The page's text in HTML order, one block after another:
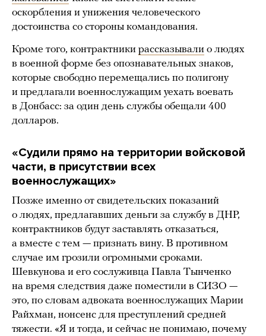
оскорбления и унижения человеческого
достоинства со стороны командования.
Кроме того, контрактники рассказывали о людях
в военной форме без опознавательных знаков,
которые свободно перемещались по полигону
и предлагали военнослужащим уехать воевать
в Донбасс: за один день службы обещали 400
долларов.
«Судили прямо на территории войсковой
части, в присутствии всех
военнослужащих»
Позже именно от свидетельских показаний
о людях, предлагавших деньги за службу в ДНР,
контрактников будут заставлять отказаться,
а вместе с тем — признать вину. В противном
случае им грозили огромными сроками.
Шевкунова и его сослуживца Павла Тынченко
на время следствия даже поместили в СИЗО —
это, по словам адвоката военнослужащих Марии
Райхман, нонсенс для преступлений средней
тяжести. «Я и тогда, и сейчас не понимаю, почему